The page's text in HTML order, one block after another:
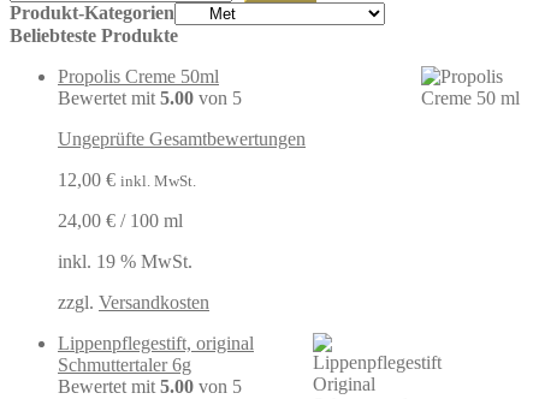
Produkt-Kategorien
Beliebteste Produkte
Propolis Creme 50ml
Bewertet mit 5.00 von 5
Ungeprüfte Gesamtbewertungen
12,00 € inkl. MwSt.
24,00 € / 100 ml
inkl. 19 % MwSt.
zzgl. Versandkosten
Lippenpflegestift, original
Schmuttertaler 6g
Bewertet mit 5.00 von 5